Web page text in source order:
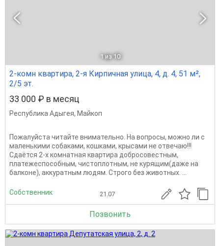
1 из 10
2-комн квартира, 2-я Кирпичная улица, 4, д. 4, 51 м²,
2/5 эт.
33 000 ₽ в месяц
Республика Адыгея, Майкоп
Пожалуйста читайте внимательно. На вопросы, можно ли с
маленькими собаками, кошками, крысами не отвечаю!!!
Сдаётся 2-х комнатная квартира добросовестным,
платежеспособным, чистоплотным, не курящим(даже на
балконе), аккуратным людям. Строго без животных. ...
Собственник 21.07
Позвонить